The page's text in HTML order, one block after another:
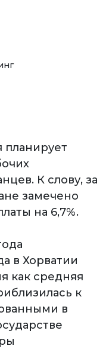
планирует
К слову, за
замечено
на 6,7%.
в Хорватии
как средняя
к
в